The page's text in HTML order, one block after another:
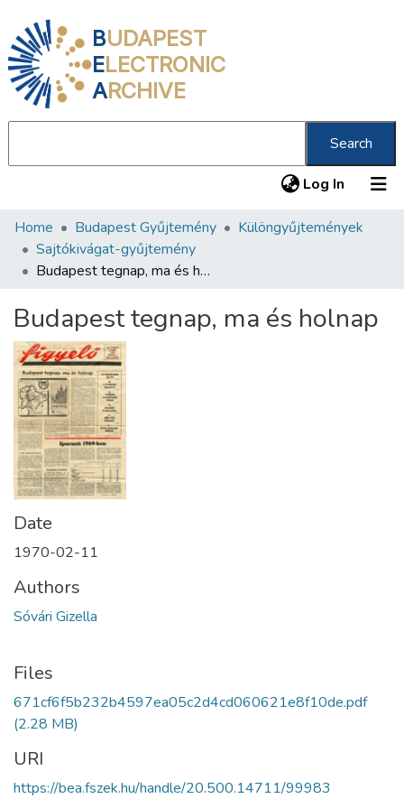
BUDAPEST
ELECTRONIC
ARCHIVE
Search
Log In (current)
Communities & Collections
All of DSpace
About us
Home Budapest Gyűjtemény
Különgyűjtemények
Sajtókivágat-gyűjtemény
Budapest tegnap, ma és holnap
Budapest tegnap, ma és holnap
Date
1970-02-11
Authors
Sóvári Gizella
Files
671cf6f5b232b4597ea05c2d4cd060621e8f10de.pdf
(2.28 MB)
URI
https://bea.fszek.hu/handle/20.500.14711/99983